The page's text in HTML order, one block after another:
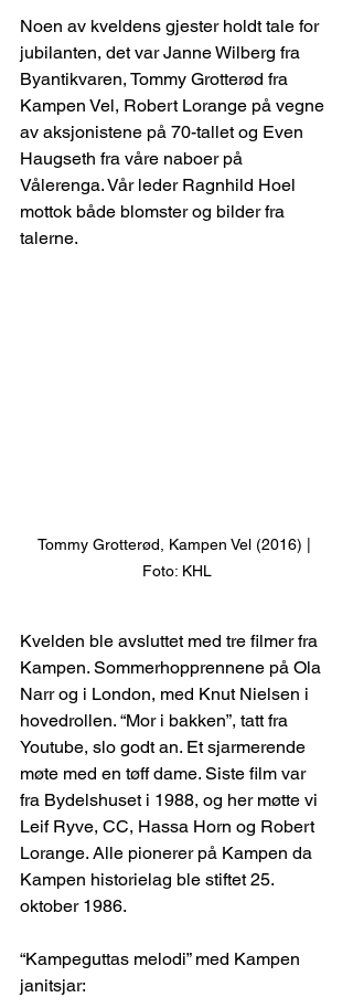
Noen av kveldens gjester holdt tale for
jubilanten, det var Janne Wilberg fra
Byantikvaren, Tommy Grotterød fra
Kampen Vel, Robert Lorange på vegne
av aksjonistene på 70-tallet og Even
Haugseth fra våre naboer på
Vålerenga. Vår leder Ragnhild Hoel
mottok både blomster og bilder fra
talerne.
Tommy Grotterød, Kampen Vel (2016) |
Foto: KHL
Kvelden ble avsluttet med tre filmer fra
Kampen. Sommerhopprennene på Ola
Narr og i London, med Knut Nielsen i
hovedrollen. “Mor i bakken”, tatt fra
Youtube, slo godt an. Et sjarmerende
møte med en tøff dame. Siste film var
fra Bydelshuset i 1988, og her møtte vi
Leif Ryve, CC, Hassa Horn og Robert
Lorange. Alle pionerer på Kampen da
Kampen historielag ble stiftet 25.
oktober 1986.
“Kampeguttas melodi” med Kampen
janitsjar: